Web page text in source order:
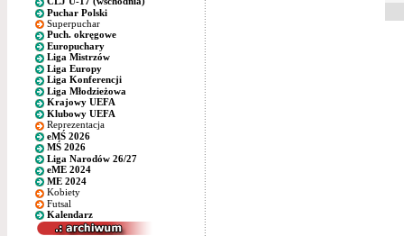
Puchar Polski
Superpuchar
Puch. okręgowe
Europuchary
Liga Mistrzów
Liga Europy
Liga Konferencji
Liga Młodzieżowa
Krajowy UEFA
Klubowy UEFA
Reprezentacja
eMŚ 2026
MŚ 2026
Liga Narodów 26/27
eME 2024
ME 2024
Kobiety
Futsal
Kalendarz